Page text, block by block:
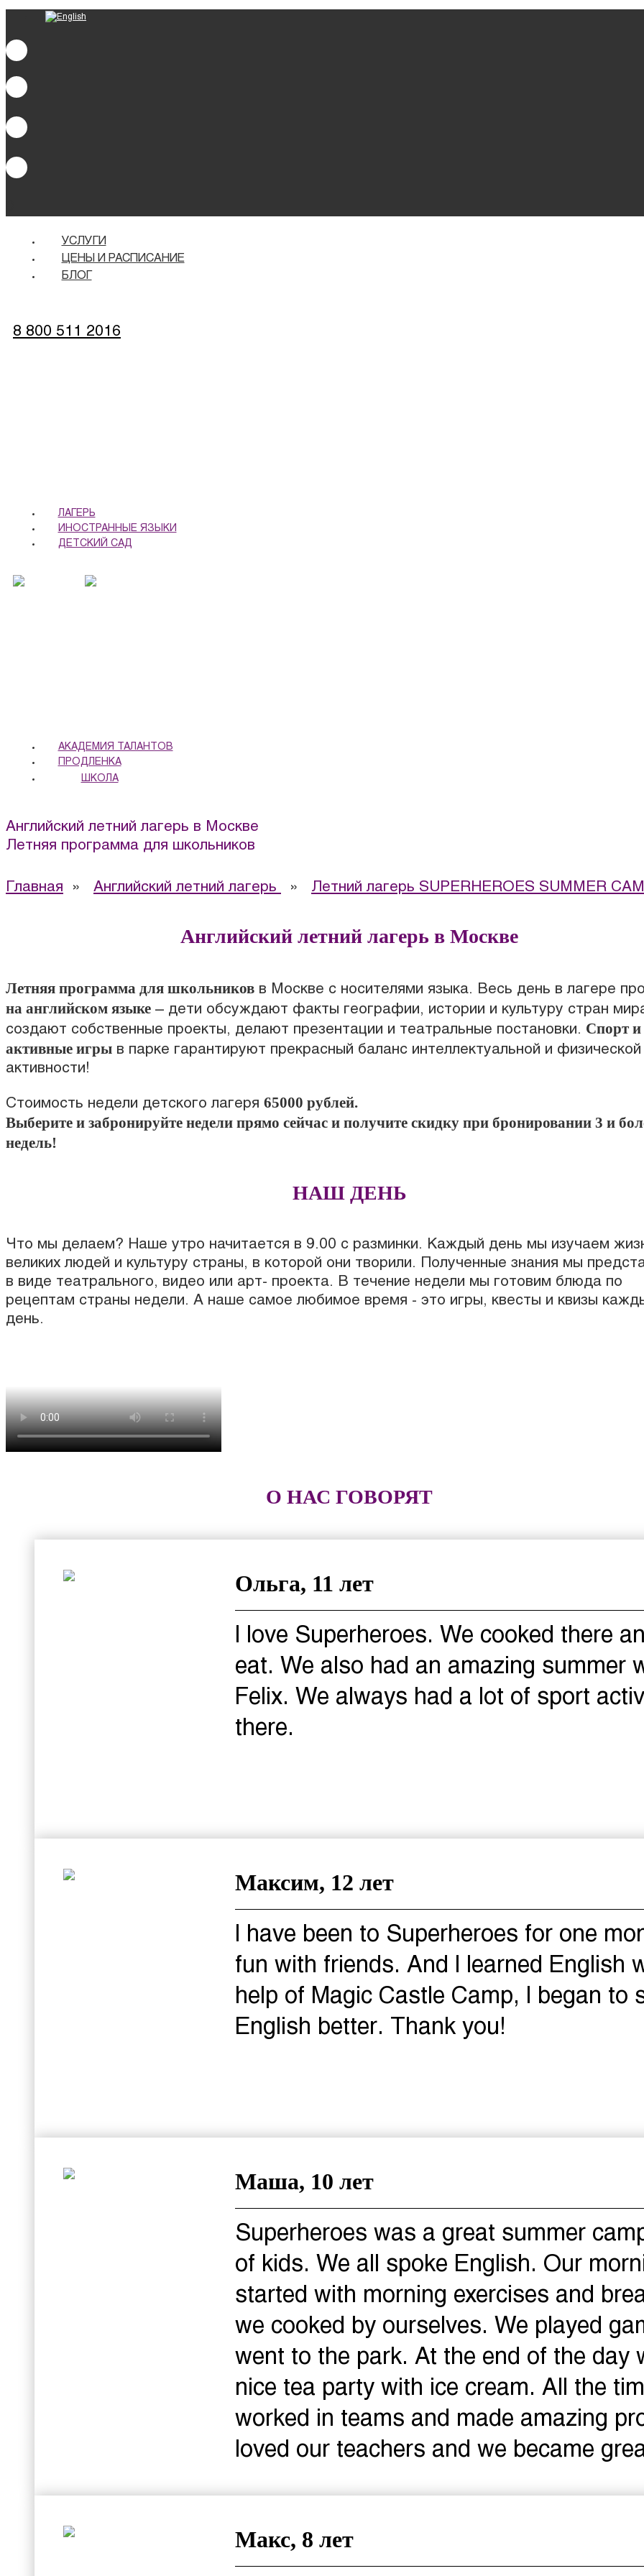
УСЛУГИ
ЦЕНЫ И РАСПИСАНИЕ
БЛОГ
8 800 511 2016
ЛАГЕРЬ
ИНОСТРАННЫЕ ЯЗЫКИ
ДЕТСКИЙ САД
АКАДЕМИЯ ТАЛАНТОВ
ПРОДЛЕНКА
ШКОЛА
Английский летний лагерь в Москве
Летняя программа для школьников
Главная » Английский летний лагерь » Летний лагерь SUPERHEROES SUMMER
Английский летний лагерь в Москве
Летняя программа для школьников в Москве с носителями языка. Весь день в лагере
на английском языке – дети обсуждают факты географии, истории и культуру стран
создают собственные проекты, делают презентации и театральные постановки. Спорт и
активные игры в парке гарантируют прекрасный баланс интеллектуальной и физической
активности!
Стоимость недели детского лагеря 65000 рублей.
Выберите и забронируйте недели прямо сейчас и получите скидку при бронировании 3 и
недель!
НАШ ДЕНЬ
Что мы делаем? Наше утро начитается в 9.00 с разминки. Каждый день мы изучаем
великих людей и культуру страны, в которой они творили. Полученные знания мы
в виде театрального, видео или арт- проекта. В течение недели мы готовим блюда по
рецептам страны недели. А наше самое любимое время - это игры, квесты и квизы
день.
О НАС ГОВОРЯТ
Ольга, 11 лет
I love Superheroes. We cooked there
eat. We also had an amazing summer
Felix. We always had a lot of sport
there.
Максим, 12 лет
I have been to Superheroes for one
fun with friends. And I learned English
help of Magic Castle Camp, I began to
English better. Thank you!
Маша, 10 лет
Superheroes was a great summer
of kids. We all spoke English. Our
started with morning exercises and
we cooked by ourselves. We played
went to the park. At the end of the day
nice tea party with ice cream. All the
worked in teams and made amazing
loved our teachers and we became
Макс, 8 лет